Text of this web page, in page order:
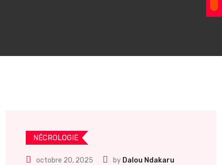
NÉCROLOGIE
octobre 20, 2025 by Dalou Ndakaru